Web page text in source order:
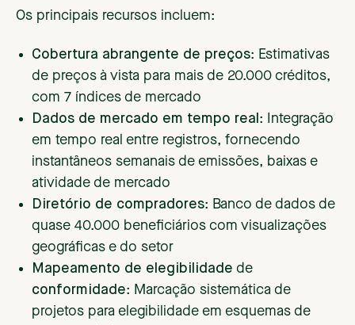
Os principais recursos incluem:
Cobertura abrangente de preços: Estimativas
de preços à vista para mais de 20.000 créditos,
com 7 índices de mercado
Dados de mercado em tempo real : Integração
em tempo real entre registros, fornecendo
instantâneos semanais de emissões, baixas e
atividade de mercado
Diretório de compradores: Banco de dados de
quase 40.000 beneficiários com visualizações
geográficas e do setor
Mapeamento de elegibilidade de
conformidade: Marcação sistemática de
projetos para elegibilidade em esquemas de